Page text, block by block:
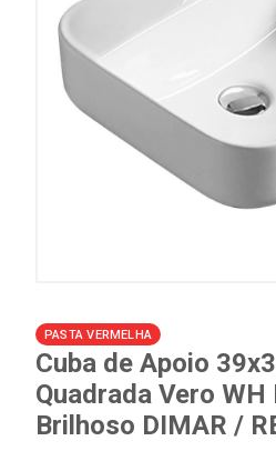
PASTA VERMELHA
Cuba de Apoio
Quadrada Vero WH
Brilhoso DIMAR /